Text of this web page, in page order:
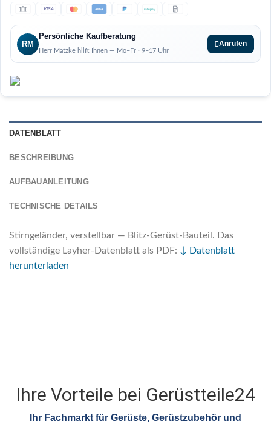
VISA AMEX ratepay
RM
Persönliche Kaufberatung
Herr Matzke hilft Ihnen — Mo–Fr · 9–17 Uhr
Anrufen
DATENBLATT
BESCHREIBUNG
AUFBAUANLEITUNG
TECHNISCHE DETAILS
Stirngeländer, verstellbar — Blitz-Gerüst-Bauteil. Das
vollständige Layher-Datenblatt als PDF: ↓ Datenblatt
herunterladen
Ihre Vorteile bei Gerüstteile24
Ihr Fachmarkt für Gerüste, Gerüstzubehör und